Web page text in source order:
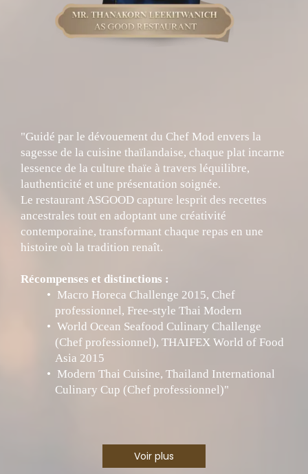
"Guidé par le dévouement du Chef Mod envers la
sagesse de la cuisine thaïlandaise, chaque plat incarne
lessence de la culture thaïe à travers léquilibre,
lauthenticité et une présentation soignée.
Le restaurant ASGOOD capture lesprit des recettes
ancestrales tout en adoptant une créativité
contemporaine, transformant chaque repas en une
histoire où la tradition renaît.
Récompenses et distinctions :
Macro Horeca Challenge 2015, Chef
professionnel, Free-style Thai Modern
World Ocean Seafood Culinary Challenge
(Chef professionnel), THAIFEX World of Food
Asia 2015
Modern Thai Cuisine, Thailand International
Culinary Cup (Chef professionnel)"
Voir plus